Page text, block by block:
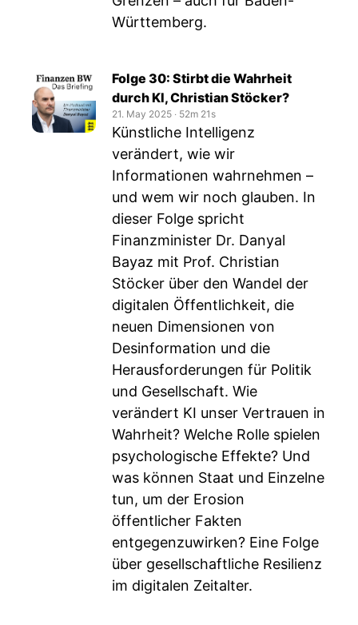
Württemberg.
Folge 30: Stirbt die Wahrheit
durch KI, Christian Stöcker?
21. May 2025 ‧ 52m 21s
Künstliche Intelligenz
verändert, wie wir
Informationen wahrnehmen –
und wem wir noch glauben. In
dieser Folge spricht
Finanzminister Dr. Danyal
Bayaz mit Prof. Christian
Stöcker über den Wandel der
digitalen Öffentlichkeit, die
neuen Dimensionen von
Desinformation und die
Herausforderungen für Politik
und Gesellschaft. Wie
verändert KI unser Vertrauen in
Wahrheit? Welche Rolle spielen
psychologische Effekte? Und
was können Staat und Einzelne
tun, um der Erosion
öffentlicher Fakten
entgegenzuwirken? Eine Folge
über gesellschaftliche Resilienz
im digitalen Zeitalter.